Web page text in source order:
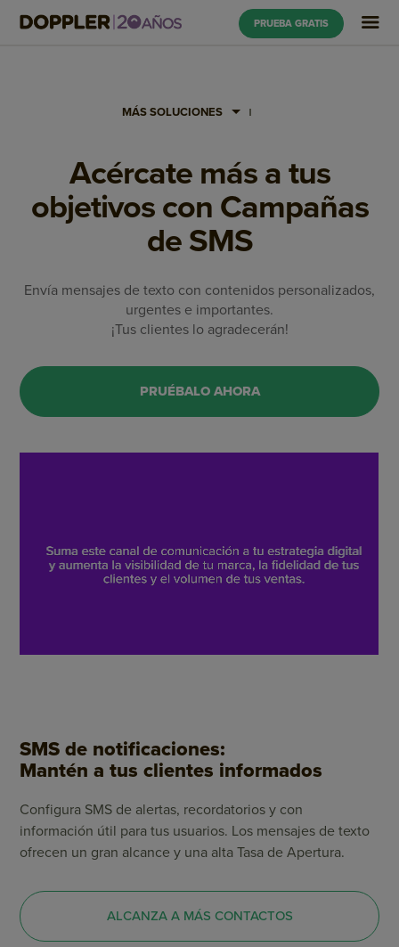
PRUEBA GRATIS
MÁS SOLUCIONES
Acércate más a tus
objetivos con Campañas
de SMS
Envía mensajes de texto con contenidos personalizados,
urgentes e importantes.
¡Tus clientes lo agradecerán!
PRUÉBALO AHORA
SMS de notificaciones:
Mantén a tus clientes informados
Configura SMS de alertas, recordatorios y con
información útil para tus usuarios. Los mensajes de texto
ofrecen un gran alcance y una alta Tasa de Apertura.
ALCANZA A MÁS CONTACTOS